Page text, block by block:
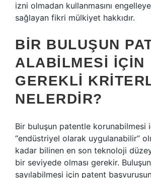
izni olmadan kullanmasını
sağlayan fikri mülkiyet hakkıdır.
BIR BULUŞUN
ALABILMESI IÇIN
GEREKLI
NELERDIR?
Bir buluşun patentle korunabilmesi
“endüstriyel olarak uygulanabilir”
kadar bilinen en son teknoloji
bir seviyede olması gerekir.
sayılabilmesi için patent